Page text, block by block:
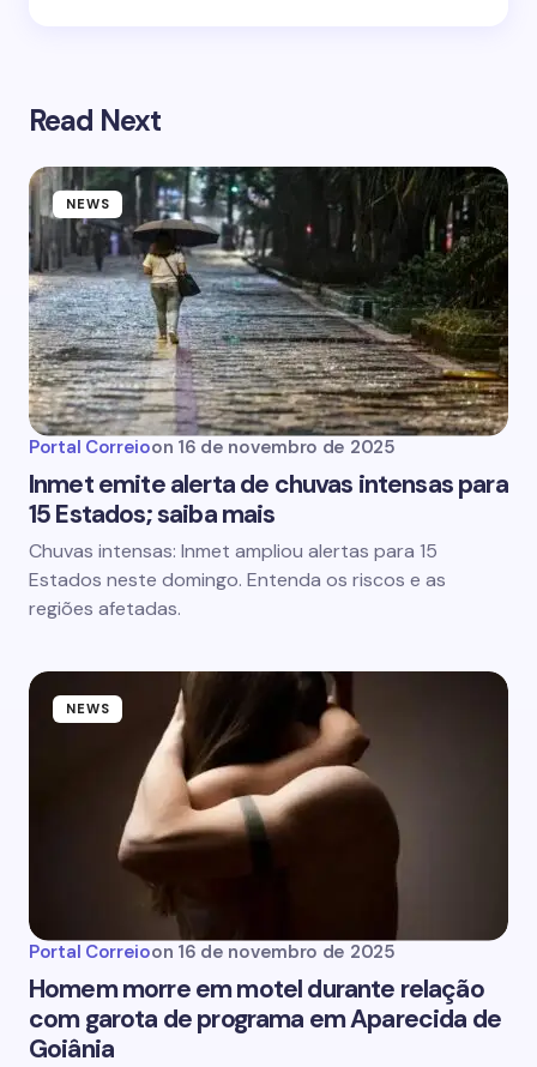
Read Next
NEWS
Portal Correioon 16 de novembro de 2025
Inmet emite alerta de chuvas intensas para
15 Estados; saiba mais
Chuvas intensas: Inmet ampliou alertas para 15
Estados neste domingo. Entenda os riscos e as
regiões afetadas.
NEWS
Portal Correioon 16 de novembro de 2025
Homem morre em motel durante relação
com garota de programa em Aparecida de
Goiânia